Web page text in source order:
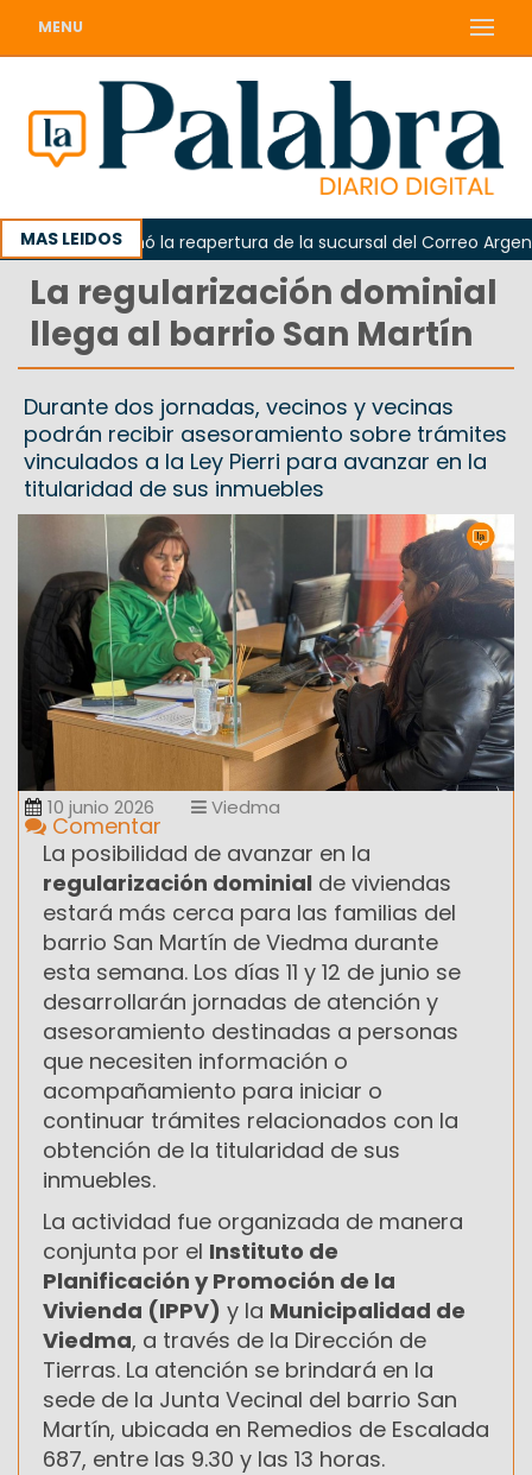
MENU
MAS LEIDOS
reclamó la reapertura de la sucursal del Correo Argentino
La regularización dominial
llega al barrio San Martín
Durante dos jornadas, vecinos y vecinas
podrán recibir asesoramiento sobre trámites
vinculados a la Ley Pierri para avanzar en la
titularidad de sus inmuebles
10 junio 2026 Viedma
Comentar
La posibilidad de avanzar en la
regularización dominial de viviendas
estará más cerca para las familias del
barrio San Martín de Viedma durante
esta semana. Los días 11 y 12 de junio se
desarrollarán jornadas de atención y
asesoramiento destinadas a personas
que necesiten información o
acompañamiento para iniciar o
continuar trámites relacionados con la
obtención de la titularidad de sus
inmuebles.
La actividad fue organizada de manera
conjunta por el Instituto de
Planificación y Promoción de la
Vivienda (IPPV) y la Municipalidad de
Viedma, a través de la Dirección de
Tierras. La atención se brindará en la
sede de la Junta Vecinal del barrio San
Martín, ubicada en Remedios de Escalada
687, entre las 9.30 y las 13 horas.